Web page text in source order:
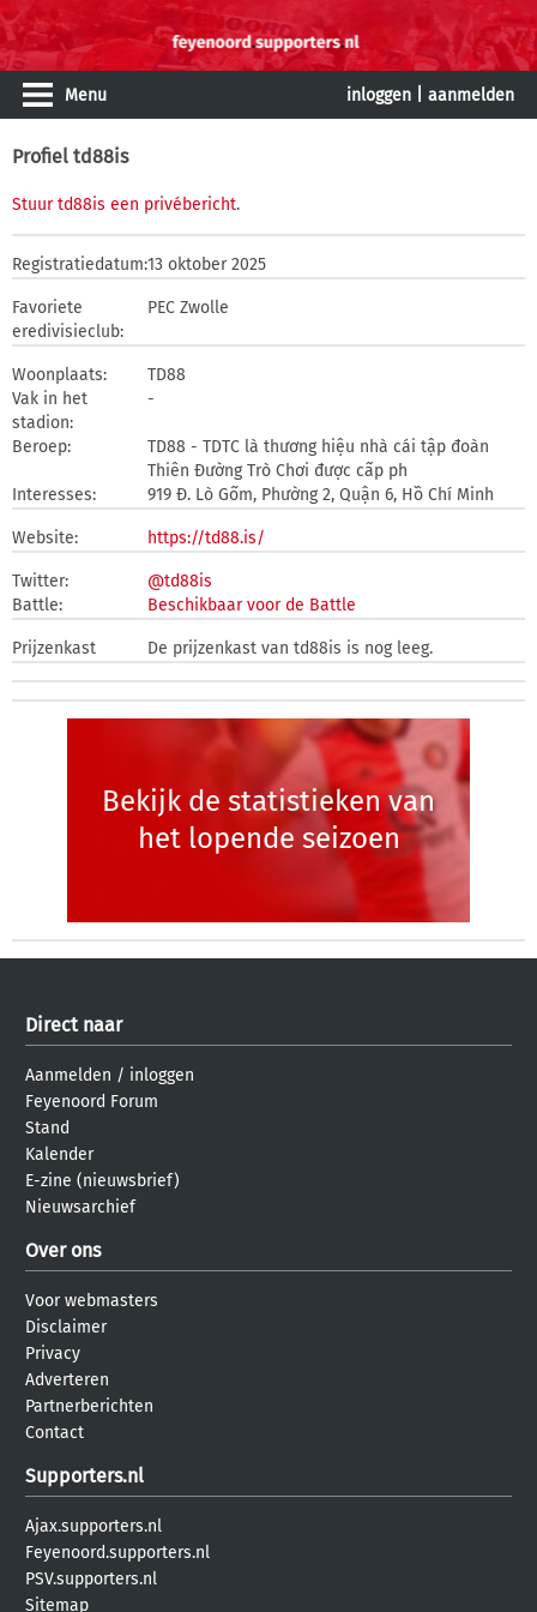
Menu inloggen aanmelden
Profiel td88is
Stuur td88is een privébericht.
Registratiedatum:13 oktober 2025
Favoriete
eredivisieclub:
PEC Zwolle
Woonplaats:
TD88
Vak in het
stadion:
-
Beroep:
TD88 - TDTC là thương hiệu nhà cái tập đoàn
Thiên Đường Trò Chơi được cấp ph
Interesses:
919 Đ. Lò Gốm, Phường 2, Quận 6, Hồ Chí Minh
Website: https://td88.is/
Twitter:
@td88is
Battle:
Beschikbaar voor de Battle
Prijzenkast De prijzenkast van td88is is nog leeg.
Bekijk de statistieken van
het lopende seizoen
Direct naar
Aanmelden / inloggen
Feyenoord Forum
Stand
Kalender
E-zine (nieuwsbrief)
Nieuwsarchief
Over ons
Voor webmasters
Disclaimer
Privacy
Adverteren
Partnerberichten
Contact
Supporters.nl
Ajax.supporters.nl
Feyenoord.supporters.nl
PSV.supporters.nl
Sitemap